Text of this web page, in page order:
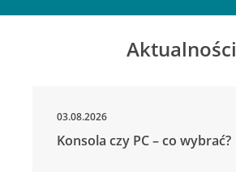
Aktualności
03.08.2026
Konsola czy PC – co wybrać?